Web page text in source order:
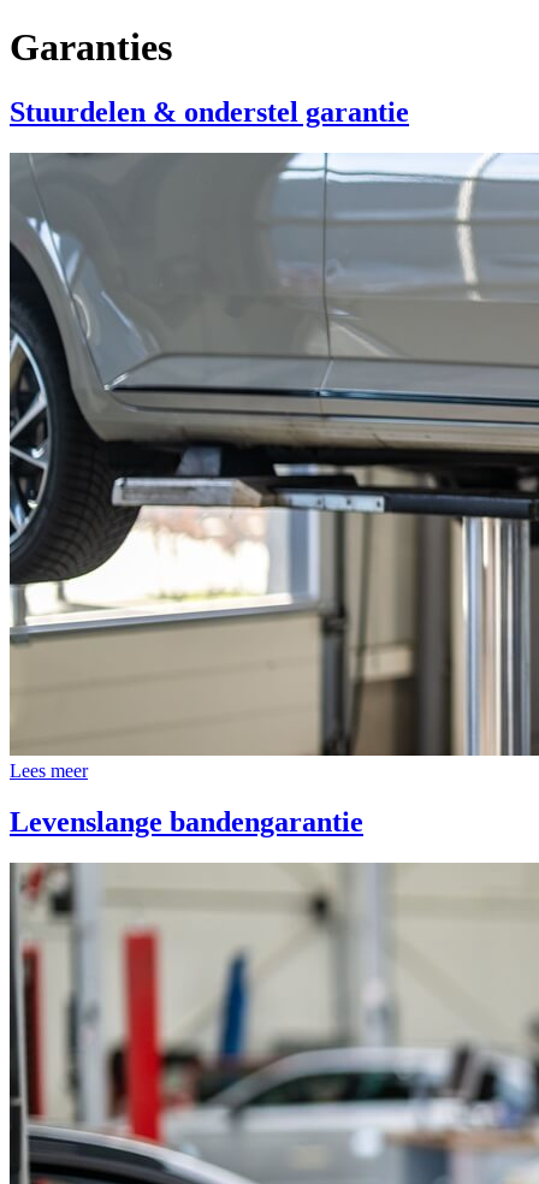
Garanties
Stuurdelen & onderstel garantie
Lees meer
Levenslange bandengarantie